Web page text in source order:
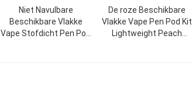
Niet Navulbare
Beschikbare Vlakke
Vape Stofdicht Pen Pod
De roze Beschikbare
Vlakke Vape Pen Pod Kit
Lightweight Peach